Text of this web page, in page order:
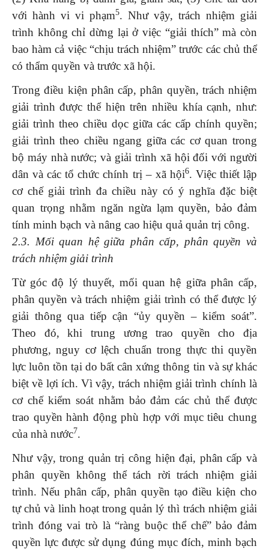
với hành vi vi phạm5. Như vậy, trách nhiệm giải
trình không chỉ dừng lại ở việc “giải thích” mà còn
bao hàm cả việc “chịu trách nhiệm” trước các chủ thể
có thẩm quyền và trước xã hội.
Trong điều kiện phân cấp, phân quyền, trách nhiệm
giải trình được thể hiện trên nhiều khía cạnh, như:
giải trình theo chiều dọc giữa các cấp chính quyền;
giải trình theo chiều ngang giữa các cơ quan trong
bộ máy nhà nước; và giải trình xã hội đối với người
dân và các tổ chức chính trị – xã hội6. Việc thiết lập
cơ chế giải trình đa chiều này có ý nghĩa đặc biệt
quan trọng nhằm ngăn ngừa lạm quyền, bảo đảm
tính minh bạch và nâng cao hiệu quả quản trị công.
2.3. Mối quan hệ giữa phân cấp, phân quyền và
trách nhiệm giải trình
Từ góc độ lý thuyết, mối quan hệ giữa phân cấp,
phân quyền và trách nhiệm giải trình có thể được lý
giải thông qua tiếp cận “ủy quyền – kiểm soát”.
Theo đó, khi trung ương trao quyền cho địa
phương, nguy cơ lệch chuẩn trong thực thi quyền
lực luôn tồn tại do bất cân xứng thông tin và sự khác
biệt về lợi ích. Vì vậy, trách nhiệm giải trình chính là
cơ chế kiểm soát nhằm bảo đảm các chủ thể được
trao quyền hành động phù hợp với mục tiêu chung
của nhà nước7.
Như vậy, trong quản trị công hiện đại, phân cấp và
phân quyền không thể tách rời trách nhiệm giải
trình. Nếu phân cấp, phân quyền tạo điều kiện cho
tự chủ và linh hoạt trong quản lý thì trách nhiệm giải
trình đóng vai trò là “ràng buộc thể chế” bảo đảm
quyền lực được sử dụng đúng mục đích, minh bạch